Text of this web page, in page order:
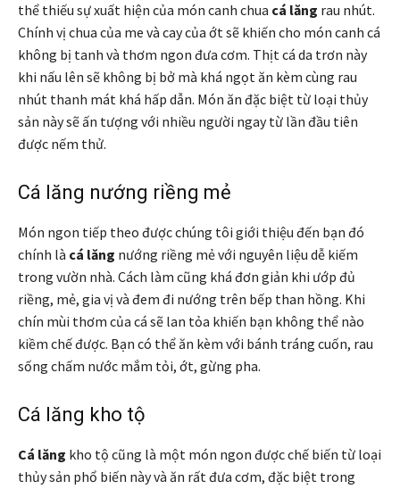
thể thiếu sự xuất hiện của món canh chua cá lăng rau nhút.
Chính vị chua của me và cay của ớt sẽ khiến cho món canh cá
không bị tanh và thơm ngon đưa cơm. Thịt cá da trơn này
khi nấu lên sẽ không bị bở mà khá ngọt ăn kèm cùng rau
nhút thanh mát khá hấp dẫn. Món ăn đặc biệt từ loại thủy
sản này sẽ ấn tượng với nhiều người ngay từ lần đầu tiên
được nếm thử.
Cá lăng nướng riềng mẻ
Món ngon tiếp theo được chúng tôi giới thiệu đến bạn đó
chính là cá lăng nướng riềng mẻ với nguyên liệu dễ kiếm
trong vườn nhà. Cách làm cũng khá đơn giản khi ướp đủ
riềng, mẻ, gia vị và đem đi nướng trên bếp than hồng. Khi
chín mùi thơm của cá sẽ lan tỏa khiến bạn không thể nào
kiềm chế được. Bạn có thể ăn kèm với bánh tráng cuốn, rau
sống chấm nước mắm tỏi, ớt, gừng pha.
Cá lăng kho tộ
Cá lăng kho tộ cũng là một món ngon được chế biến từ loại
thủy sản phổ biến này và ăn rất đưa cơm, đặc biệt trong